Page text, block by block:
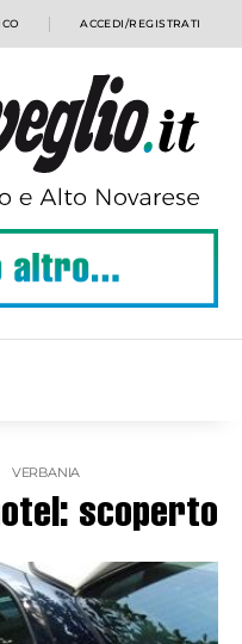
ACCEDI/REGISTRATI
VERBANIA
scoperto